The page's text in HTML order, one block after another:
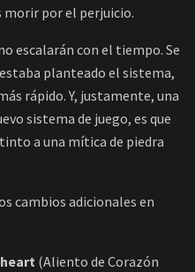
morir por el perjuicio.
escalarán con el tiempo. Se
planteado el sistema,
rápido. Y, justamente, una
sistema de juego, es que
a una mítica de piedra
cambios adicionales en
(Aliento de Corazón